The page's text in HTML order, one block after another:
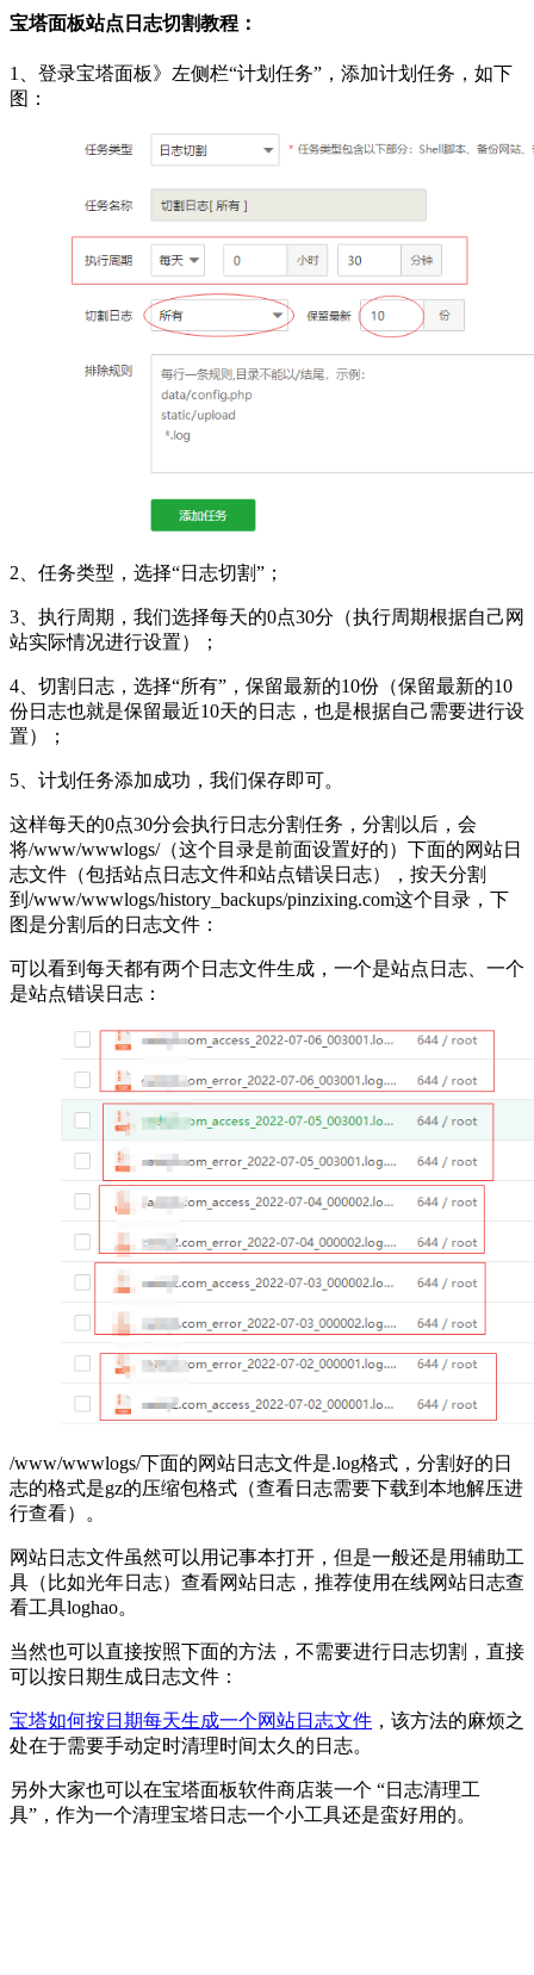
宝塔面板站点日志切割教程：
1、登录宝塔面板》左侧栏“计划任务”，添加计划任务，如下
图：
2、任务类型，选择“日志切割”；
3、执行周期，我们选择每天的0点30分（执行周期根据自己网
站实际情况进行设置）；
4、切割日志，选择“所有”，保留最新的10份（保留最新的10
份日志也就是保留最近10天的日志，也是根据自己需要进行设
置）；
5、计划任务添加成功，我们保存即可。
这样每天的0点30分会执行日志分割任务，分割以后，会
将/www/wwwlogs/（这个目录是前面设置好的）下面的网站日
志文件（包括站点日志文件和站点错误日志），按天分割
到/www/wwwlogs/history_backups/pinzixing.com这个目录，下
图是分割后的日志文件：
可以看到每天都有两个日志文件生成，一个是站点日志、一个
是站点错误日志：
/www/wwwlogs/下面的网站日志文件是.log格式，分割好的日
志的格式是gz的压缩包格式（查看日志需要下载到本地解压进
行查看）。
网站日志文件虽然可以用记事本打开，但是一般还是用辅助工
具（比如光年日志）查看网站日志，推荐使用在线网站日志查
看工具loghao。
当然也可以直接按照下面的方法，不需要进行日志切割，直接
可以按日期生成日志文件：
宝塔如何按日期每天生成一个网站日志文件 ，该方法的麻烦之
处在于需要手动定时清理时间太久的日志。
另外大家也可以在宝塔面板软件商店装一个 “日志清理工
具”，作为一个清理宝塔日志一个小工具还是蛮好用的。